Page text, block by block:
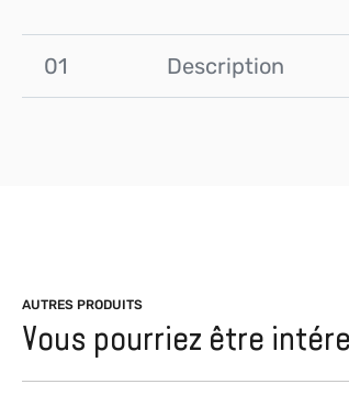
01 Description
AUTRES PRODUITS
Vous pourriez être